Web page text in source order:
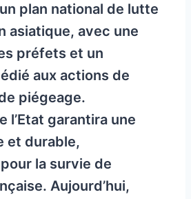
plan national de lutte
asiatique, avec une
préfets et un
aux actions de
piégeage.
l’Etat garantira une
et durable,
la survie de
Aujourd’hui,